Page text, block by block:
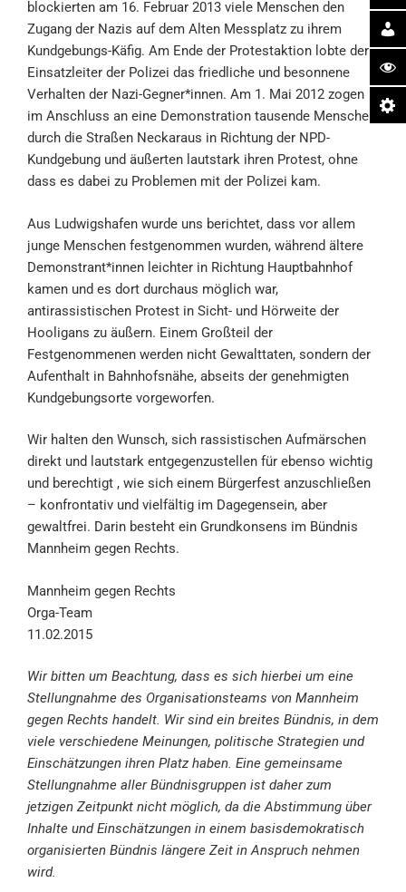
blockierten am 16. Februar 2013 viele Menschen den
Zugang der Nazis auf dem Alten Messplatz zu ihrem
Kundgebungs-Käfig. Am Ende der Protestaktion lobte der
Einsatzleiter der Polizei das friedliche und besonnene
Verhalten der Nazi-Gegner*innen. Am 1. Mai 2012 zogen
im Anschluss an eine Demonstration tausende Menschen
durch die Straßen Neckaraus in Richtung der NPD-
Kundgebung und äußerten lautstark ihren Protest, ohne
dass es dabei zu Problemen mit der Polizei kam.
Aus Ludwigshafen wurde uns berichtet, dass vor allem
junge Menschen festgenommen wurden, während ältere
Demonstrant*innen leichter in Richtung Hauptbahnhof
kamen und es dort durchaus möglich war,
antirassistischen Protest in Sicht- und Hörweite der
Hooligans zu äußern. Einem Großteil der
Festgenommenen werden nicht Gewalttaten, sondern der
Aufenthalt in Bahnhofsnähe, abseits der genehmigten
Kundgebungsorte vorgeworfen.
Wir halten den Wunsch, sich rassistischen Aufmärschen
direkt und lautstark entgegenzustellen für ebenso wichtig
und berechtigt , wie sich einem Bürgerfest anzuschließen
– konfrontativ und vielfältig im Dagegensein, aber
gewaltfrei. Darin besteht ein Grundkonsens im Bündnis
Mannheim gegen Rechts.
Mannheim gegen Rechts
Orga-Team
11.02.2015
Wir bitten um Beachtung, dass es sich hierbei um eine
Stellungnahme des Organisationsteams von Mannheim
gegen Rechts handelt. Wir sind ein breites Bündnis, in dem
viele verschiedene Meinungen, politische Strategien und
Einschätzungen ihren Platz haben. Eine gemeinsame
Stellungnahme aller Bündnisgruppen ist daher zum
jetzigen Zeitpunkt nicht möglich, da die Abstimmung über
Inhalte und Einschätzungen in einem basisdemokratisch
organisierten Bündnis längere Zeit in Anspruch nehmen
wird.